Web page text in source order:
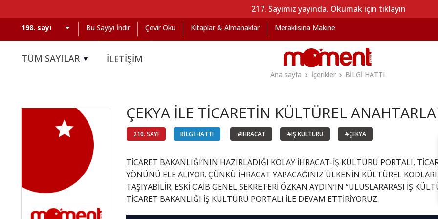
217. Sayımız yayında. Okumak için tıklayın
Bu Sayıyı İndir Çevir Oku Kitaplar & Almanaklar Meraklısına Makine
TÜM SAYILAR İLETİŞİM
Ana sayfa
İçerikler BİLGİ HATTI
ÇEKYA İLE TİCARETİN KÜLTÜREL
210. SAYI BİLGİ HATTI #IHRACAT #IŞ KÜLTÜRÜ #ÇEKYA
TİCARET BAKANLIĞI’NIN HAZIRLADIĞI KOLAY İHRACAT-İŞ KÜLTÜRÜ PORTALI,
YÖNÜNÜ ELE ALIYOR. ÇÜNKÜ İHRACAT YAPACAĞINIZ ÜLKENİN KÜLTÜREL
TAŞIYABİLİR. ESKİ OAİB GENEL SEKRETERİ ÖZKAN AYDIN’IN “ULUSLARARASI İŞ
TİCARET BAKANLIĞI İŞ KÜLTÜRÜ PORTALI İLE DEVAM ETTİRİYORUZ.